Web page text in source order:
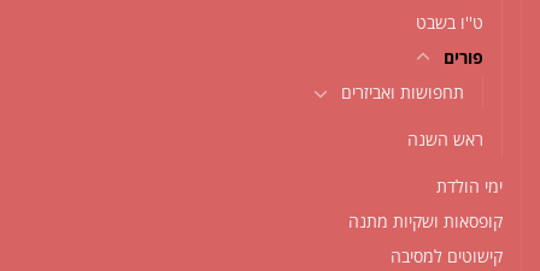
ט''ו בשבט
פורים
תחפושות ואביזרים
ראש השנה
ימי הולדת
קופסאות ושקיות מתנה
קישוטים למסיבה